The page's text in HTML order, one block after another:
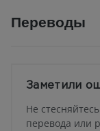
Переводы
Заметили
Не
перевода или